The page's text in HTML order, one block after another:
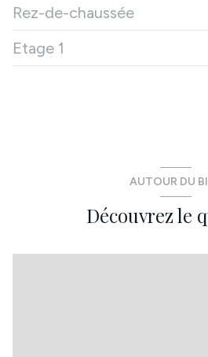
Rez-de-chaussée
salon/sejour
Etage 1
AUTOUR DU
Découvrez le